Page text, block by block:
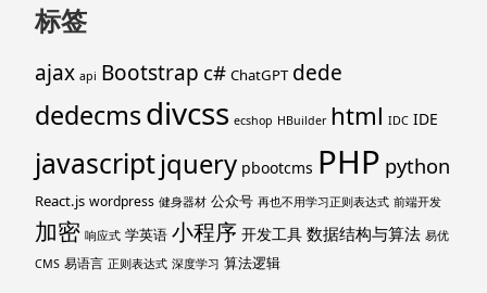
标签
ajax api Bootstrap c# ChatGPT dede
dedecmsdivcss ecshop HBuilder html IDC IDE
javascriptjquery pbootcms PHP python
React.js wordpress 健身器材 公众号 再也不用学习正则表达式 前端开发
加密 响应式 学英语 小程序 开发工具 数据结构与算法 易优
CMS 易语言 正则表达式 深度学习 算法逻辑